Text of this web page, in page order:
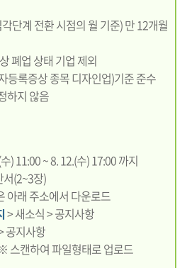
단계 전환 시점의 월 기준) 만 12개월
폐업 상태 기업 제외
등록증상 종목 디자인업)기준 준수
하지 않음
) 11:00 ~ 8. 12.(수) 17:00 까지
(2~3장)
아래 주소에서 다운로드
> 새소식 > 공지사항
공지사항
스캔하여 파일형태로 업로드